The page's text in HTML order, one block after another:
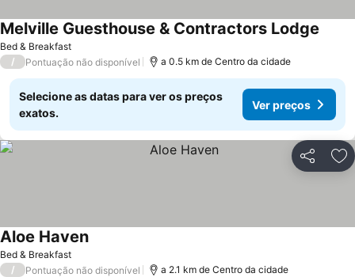
Bed & Breakfast
Melville Guesthouse & Contractors Lodge
/ Pontuação não disponível a 0.5 km de Centro da cidade
Selecione as datas para ver os preços
exatos.
Ver preços
Partilhar
Bed & Breakfast
Aloe Haven
/ Pontuação não disponível a 2.1 km de Centro da cidade